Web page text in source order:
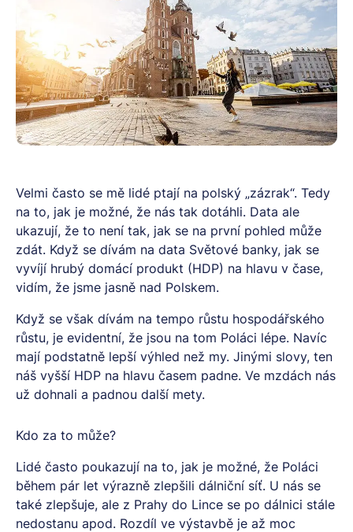
Velmi často se mě lidé ptají na polský „zázrak“. Tedy
na to, jak je možné, že nás tak dotáhli. Data ale
ukazují, že to není tak, jak se na první pohled může
zdát. Když se dívám na data Světové banky, jak se
vyvíjí hrubý domácí produkt (HDP) na hlavu v čase,
vidím, že jsme jasně nad Polskem.
Když se však dívám na tempo růstu hospodářského
růstu, je evidentní, že jsou na tom Poláci lépe. Navíc
mají podstatně lepší výhled než my. Jinými slovy, ten
náš vyšší HDP na hlavu časem padne. Ve mzdách nás
už dohnali a padnou další mety.
Kdo za to může?
Lidé často poukazují na to, jak je možné, že Poláci
během pár let výrazně zlepšili dálniční síť. U nás se
také zlepšuje, ale z Prahy do Lince se po dálnici stále
nedostanu apod. Rozdíl ve výstavbě je až moc